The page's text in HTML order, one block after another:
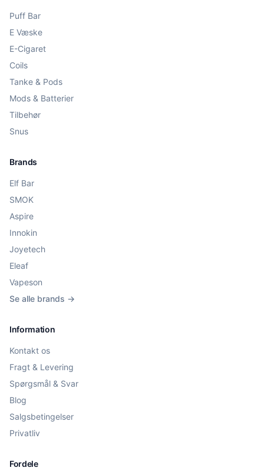
Puff Bar
E Væske
E-Cigaret
Coils
Tanke & Pods
Mods & Batterier
Tilbehør
Snus
Brands
Elf Bar
SMOK
Aspire
Innokin
Joyetech
Eleaf
Vapeson
Se alle brands →
Information
Kontakt os
Fragt & Levering
Spørgsmål & Svar
Blog
Salgsbetingelser
Privatliv
Fordele